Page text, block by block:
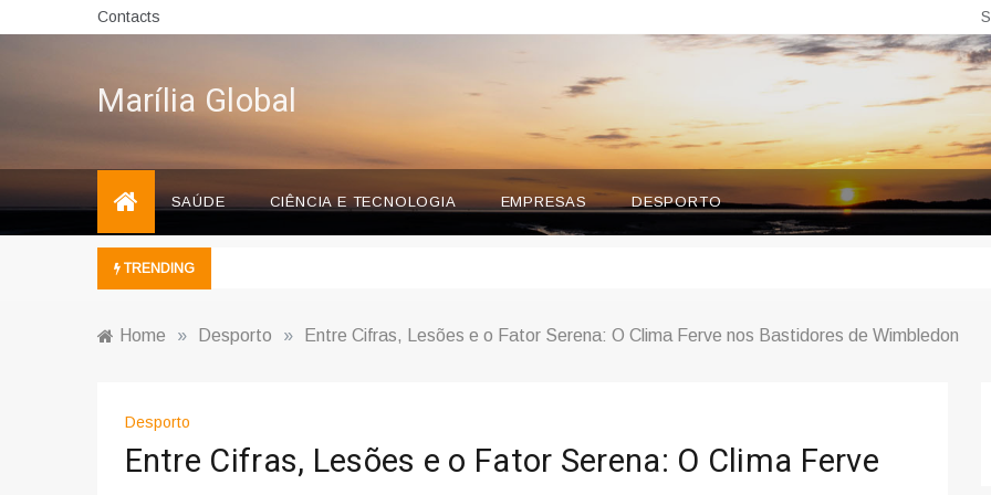
to
Contacts
Marília Global
SAÚDE CIÊNCIA E TECNOLOGIA EMPRESAS DESPORTO
TRENDING
Home » Desporto » Entre Cifras, Lesões e o Fator Serena: O Clima Ferve nos Bastidores de Wimbledon
Desporto
Entre Cifras, Lesões e o Fator Serena: O Clima Ferve